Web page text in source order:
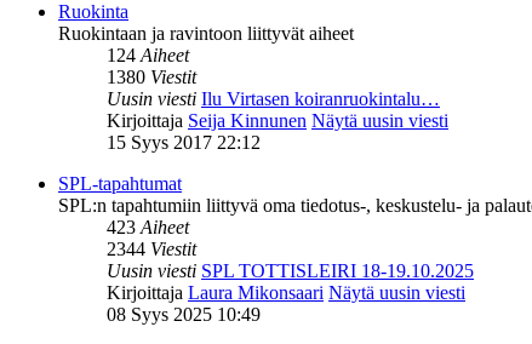
Ruokinta
Ruokintaan ja ravintoon liittyvät aiheet
124Aiheet
1380 Viestit
Uusin viesti Ilu Virtasen koiranruokintalu…
Kirjoittaja Seija Kinnunen Näytä uusin viesti
15 Syys 2017 22:12
SPL-tapahtumat
SPL:n tapahtumiin liittyvä oma tiedotus-, keskustelu- ja
423Aiheet
2344 Viestit
Uusin viesti SPL TOTTISLEIRI 18-19.10.2025
Kirjoittaja Laura Mikonsaari Näytä uusin viesti
08 Syys 2025 10:49